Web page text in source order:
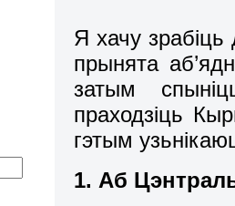
Я хачу зрабіць
прынята
затым
праходзіць
гэтым
1. Аб